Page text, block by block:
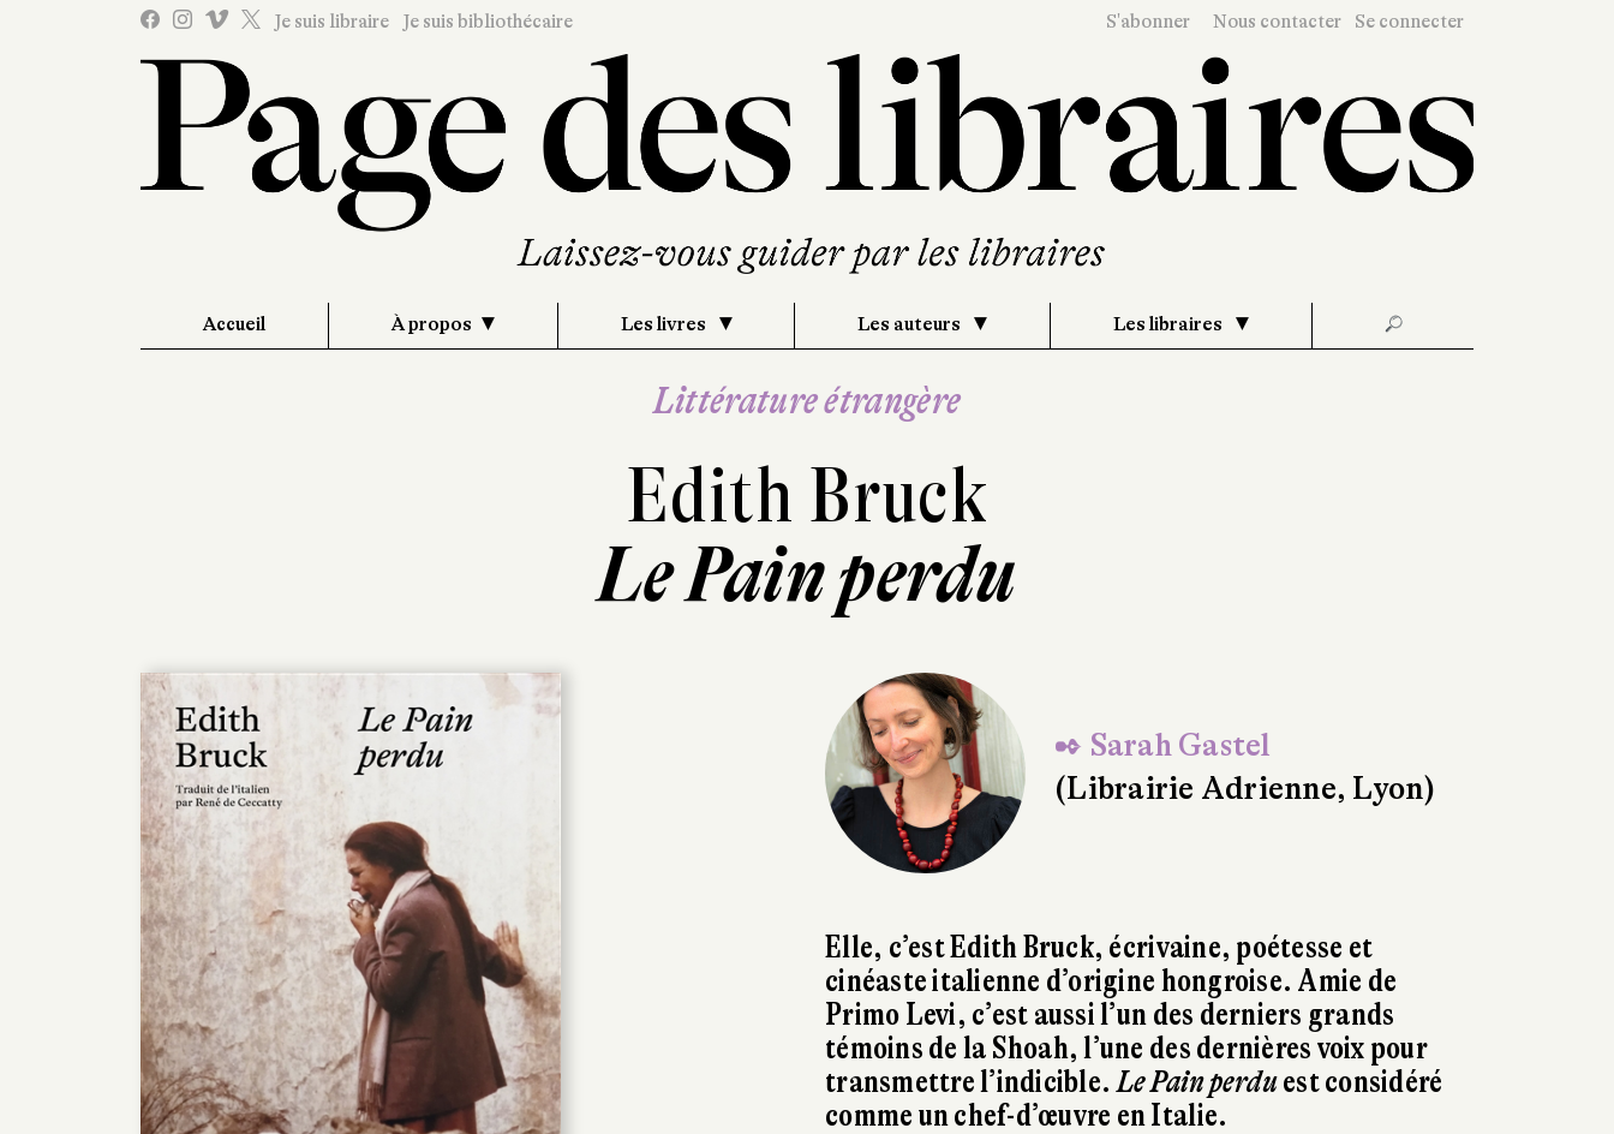
Je suis libraire Je suis bibliothécaire S'abonner Nous contacter Se connecter
Accueil À propos Les livres Les auteurs Les libraires 🔎
Littérature étrangère
Edith Bruck
Le Pain perdu
✒ Sarah Gastel
(Librairie Adrienne, Lyon)
Elle, c’est Edith Bruck, écrivaine, poétesse et
cinéaste italienne d’origine hongroise. Amie de
Primo Levi, c’est aussi l’un des derniers grands
témoins de la Shoah, l’une des dernières voix pour
transmettre l’indicible. Le Pain perduest considéré
comme un chef-d’œuvre en Italie.